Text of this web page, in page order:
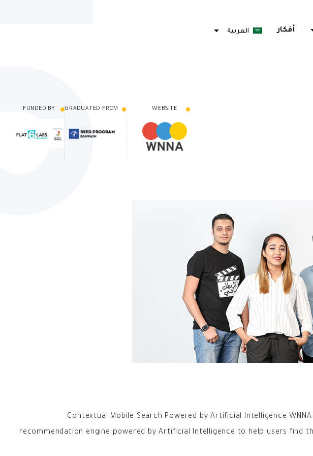
أفكار العربية
WEBSITE
GRADUATED FROM
FUNDED BY
Contextual Mobile Search Powered by Artificial Intelligence
recommendation engine powered by Artificial Intelligence to help users find